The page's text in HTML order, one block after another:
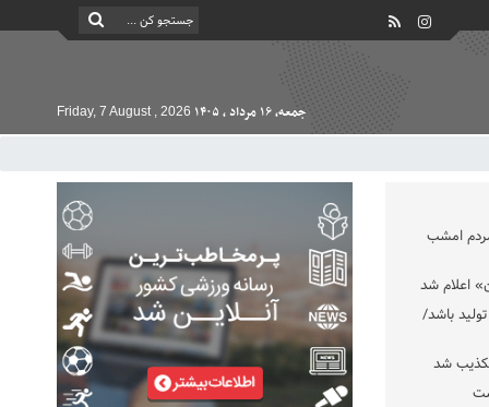
جمعه, ۱۶ مرداد , ۱۴۰۵ Friday, 7 August , 2026
امشب
اعلام شد
باشد/
شد